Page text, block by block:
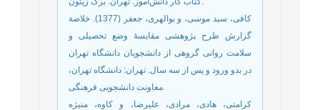
کافی، سید موسی، و بوالهری، جعفر (1377). خلاصة
گزارش طرح پژوهشی مقایسۀ وضع تحصیلی و
سلامت روانی گروهی از دانشجویان دانشگاه تهران
در بدو ورود و پس از سه سال. تهران: دانشگاه تهران،
معاونت دانشجویی فرهنگی.
کرامتی، هادی، مرادی، علیرضا، و کاوه، منیژه